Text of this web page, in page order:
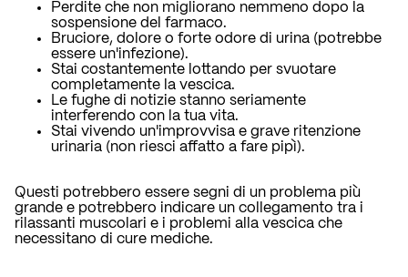
Perdite che non migliorano nemmeno dopo la
sospensione del farmaco.
Bruciore, dolore o forte odore di urina (potrebbe
essere un'infezione).
Stai costantemente lottando per svuotare
completamente la vescica.
Le fughe di notizie stanno seriamente
interferendo con la tua vita.
Stai vivendo un'improvvisa e grave ritenzione
urinaria (non riesci affatto a fare pipì).
Questi potrebbero essere segni di un problema più
grande e potrebbero indicare un collegamento tra i
rilassanti muscolari e i problemi alla vescica che
necessitano di cure mediche.